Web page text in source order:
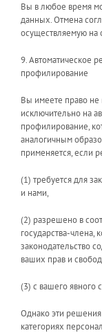
Вы в любое время
данных. Отмена
осуществляемую на
9. Автоматическое
профилирование
Вы имеете право не
исключительно на
профилирование,
аналогичным
применяется, если
(1) требуется для
и нами,
(2) разрешено в
государства-члена,
законодательство
ваших прав и
(3) с вашего явного
Однако эти
категориях